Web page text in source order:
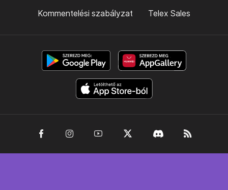
Kommentelési szabályzat Telex Sales